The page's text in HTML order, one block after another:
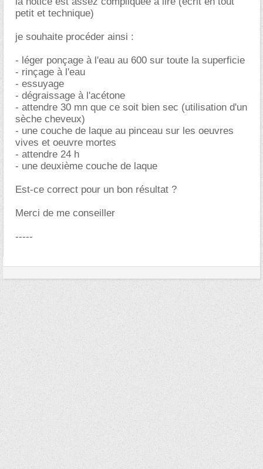
petit et technique)
je souhaite procéder ainsi :
- léger ponçage à l'eau au 600 sur toute la superficie
- rinçage à l'eau
- essuyage
- dégraissage à l'acétone
- attendre 30 mn que ce soit bien sec (utilisation d'un
sèche cheveux)
- une couche de laque au pinceau sur les oeuvres
vives et oeuvre mortes
- attendre 24 h
- une deuxième couche de laque
Est-ce correct pour un bon résultat ?
Merci de me conseiller
-----